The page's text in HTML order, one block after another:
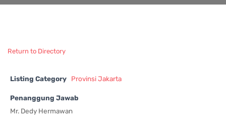
Return to Directory
Listing Category Provinsi Jakarta
Penanggung Jawab
Mr. Dedy Hermawan